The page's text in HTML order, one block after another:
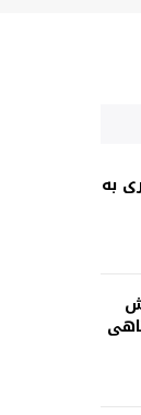
به